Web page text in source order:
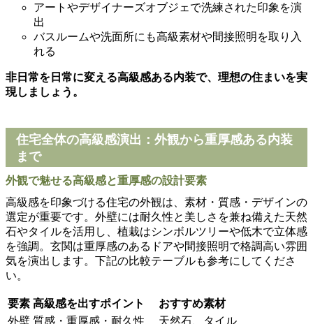
アートやデザイナーズオブジェで洗練された印象を演
出
バスルームや洗面所にも高級素材や間接照明を取り入
れる
非日常を日常に変える高級感ある内装で、理想の住まいを実
現しましょう。
住宅全体の高級感演出：外観から重厚感ある内装
まで
外観で魅せる高級感と重厚感の設計要素
高級感を印象づける住宅の外観は、素材・質感・デザインの
選定が重要です。外壁には耐久性と美しさを兼ね備えた天然
石やタイルを活用し、植栽はシンボルツリーや低木で立体感
を強調。玄関は重厚感のあるドアや間接照明で格調高い雰囲
気を演出します。下記の比較テーブルも参考にしてくださ
い。
要素 高級感を出すポイント
おすすめ素材
外壁 質感・重厚感・耐久性 天然石、タイル